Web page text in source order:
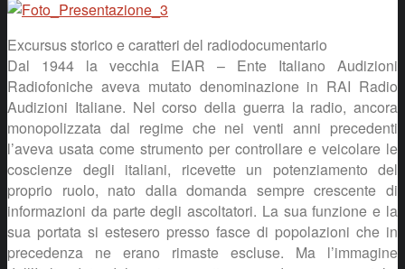
Excursus storico e caratteri del radiodocumentario
Dal 1944 la vecchia EIAR – Ente Italiano Audizioni
Radiofoniche aveva mutato denominazione in RAI Radio
Audizioni Italiane. Nel corso della guerra la radio, ancora
monopolizzata dal regime che nei venti anni precedenti
l’aveva usata come strumento per controllare e veicolare le
coscienze degli italiani, ricevette un potenziamento del
proprio ruolo, nato dalla domanda sempre crescente di
informazioni da parte degli ascoltatori. La sua funzione e la
sua portata si estesero presso fasce di popolazioni che in
precedenza ne erano rimaste escluse. Ma l’immagine